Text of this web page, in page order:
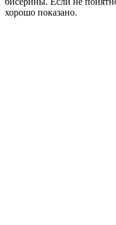
хорошо показано.